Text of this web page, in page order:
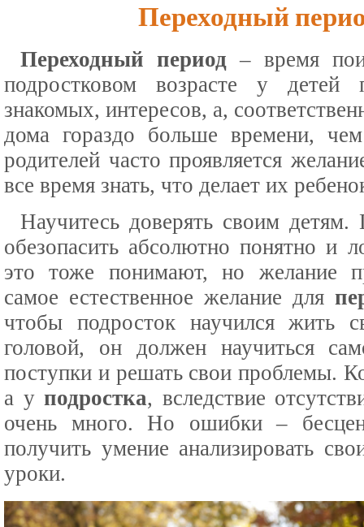
Переходный
Переходный период– время
подростковом возрасте у детей
знакомых, интересов, а,
дома гораздо больше времени,
родителей часто проявляется
все время знать, что делает их
Научитесь доверять своим
обезопасить абсолютно понятно и
это тоже понимают, но желание
самое естественное желание для
чтобы подросток научился жить
головой, он должен научиться
поступки и решать свои проблемы.
а у подростка, вследствие
очень много. Но ошибки –
получить умение анализировать
уроки.